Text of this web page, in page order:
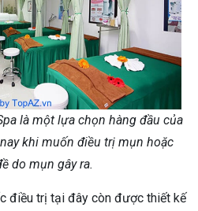
là một lựa chọn hàng đầu của
khi muốn điều trị mụn hoặc
do mụn gây ra.
điều trị tại đây còn được thiết kế